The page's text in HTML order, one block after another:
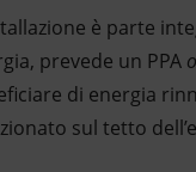
è parte
prevede un PPA
di energia
sul tetto